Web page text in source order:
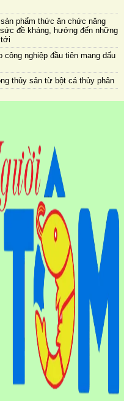
phẩm thức ăn chức năng
đề kháng, hướng đến những
nghiệp đầu tiên mang dấu
thủy sản từ bột cá thủy phân